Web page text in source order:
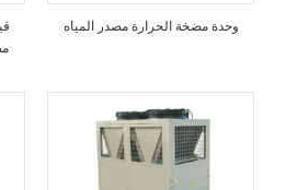
وحدة مضخة الحرارة مصدر المياه